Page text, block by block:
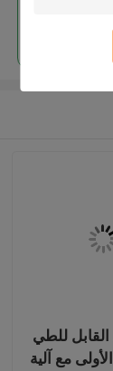
القابل للطي
مع آلية